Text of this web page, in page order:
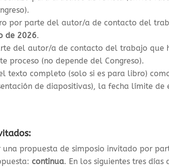
por parte del autor/a de contacto del
de 2026.
del autor/a de contacto del trabajo que
proceso (no depende del Congreso).
texto completo (solo si es para libro)
de diapositivas), la fecha límite de
una propuesta de simposio invitado por
continua. En los siguientes tres